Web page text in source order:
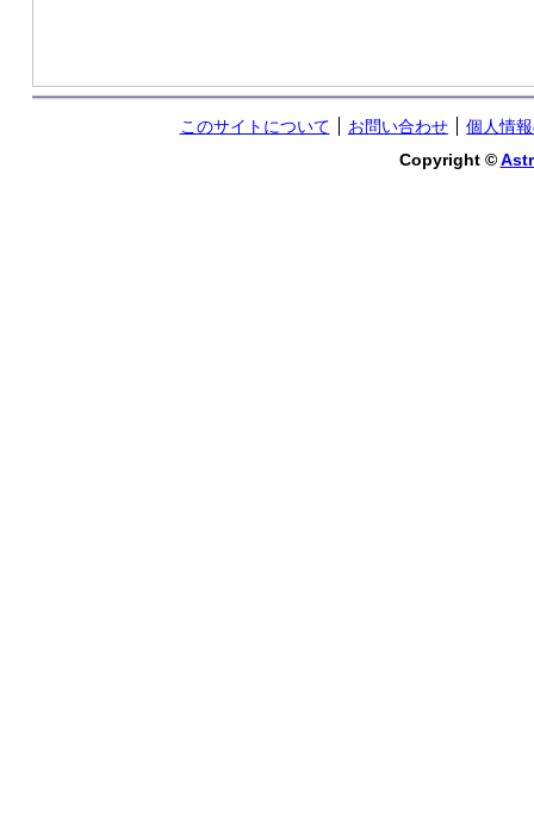
このサイトについて お問い合わせ
個人情
Copyright ©